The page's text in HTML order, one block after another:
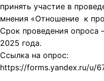
принять участие в
мнения «Отношение к
Срок проведения опроса
2025 года.
Ссылка на опрос:
https://forms.yandex.ru/u/